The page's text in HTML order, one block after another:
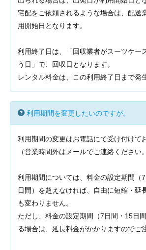
宅配をご依頼されるような場合は、配送
用開始日となります。
利用終了日は、「回収業者がスーツケー
う日」で、回収日となります。
レンタル料金は、この利用終了日まで発
利用期間を変更したいのですが。
利用期間の変更はお電話にて受け付けて
（営業時間外はメールでご連絡ください
利用期間については、料金の設定期間（
日間）を超えなければ、自由に短縮・延
も変わりません。
ただし、料金の設定期間（7日間・15日
る場合は、延長料金がかかりますのでご